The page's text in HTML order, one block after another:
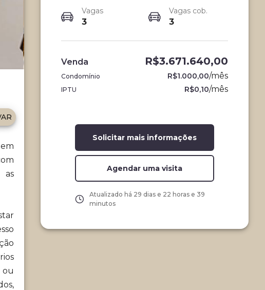
as
ou
Vagas
3
Vagas cob.
3
Venda R$3.671.640,00
Condomínio R$1.000,00/mês
IPTU R$0,10/mês
Solicitar mais informações
Agendar uma visita
Atualizado há 29 dias e 22 horas e 39
minutos